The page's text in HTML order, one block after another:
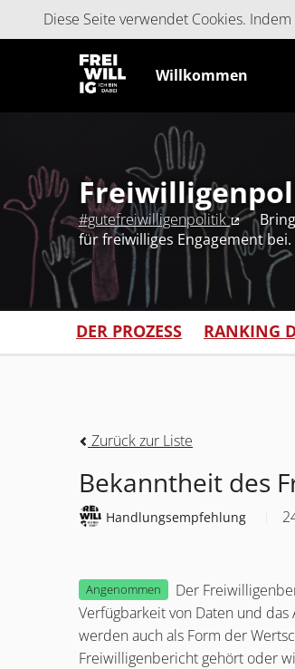
Diese Seite verwendet Cookies.
Willkommen
#gutefreiwilligenpolitik
(Externer
für freiwilliges Engagement bei.
DER PROZESS RANKING
Zurück zur Liste
Bekanntheit des
Handlungsempfehlung
Angenommen
Der
Verfügbarkeit von Daten und
werden auch als Form der
Freiwilligenbericht gehört oder
Cookie-Einstellungen